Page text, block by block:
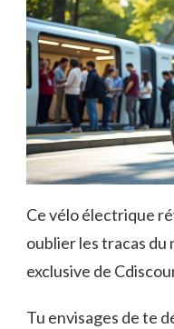
Ce vélo électrique
oublier les tracas du
exclusive de
Tu envisages de te